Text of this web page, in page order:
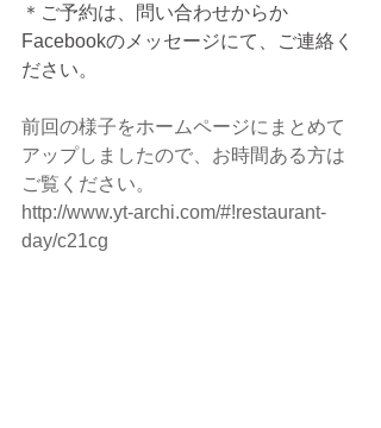
＊ご予約は、問い合わせからか
Facebookのメッセージにて、ご連絡く
ださい。
前回の様子をホームページにまとめて
アップしましたので、お時間ある方は
ご覧ください。
http://www.yt-archi.com/#!restaurant-
day/c21cg